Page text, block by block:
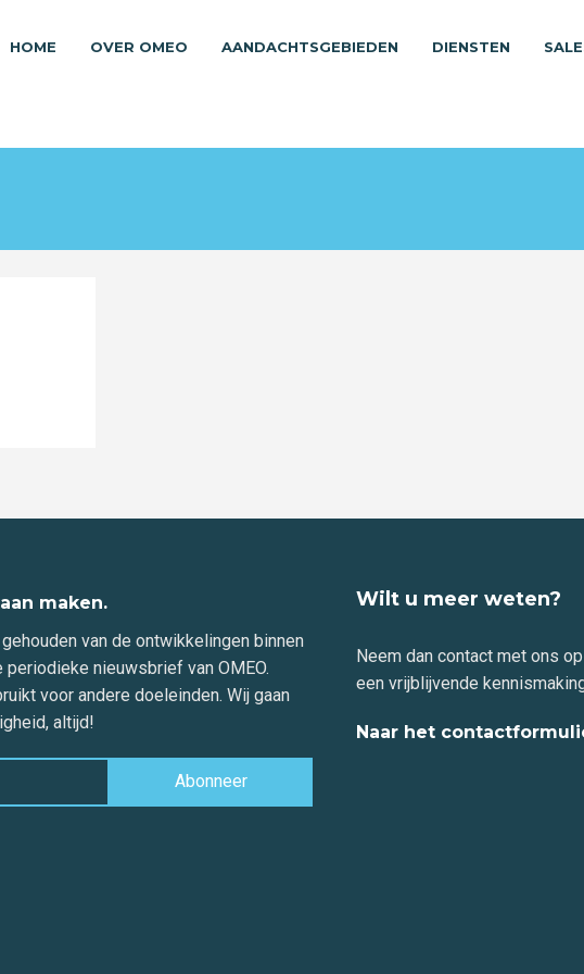
HOME OVER OMEO AANDACHTSGEBIEDEN DIENSTEN
maken.
van de ontwikkelingen binnen
nieuwsbrief van OMEO.
voor andere doeleinden. Wij gaan
altijd!
Wilt u meer weten?
Neem dan contact met ons
een vrijblijvende
Naar het